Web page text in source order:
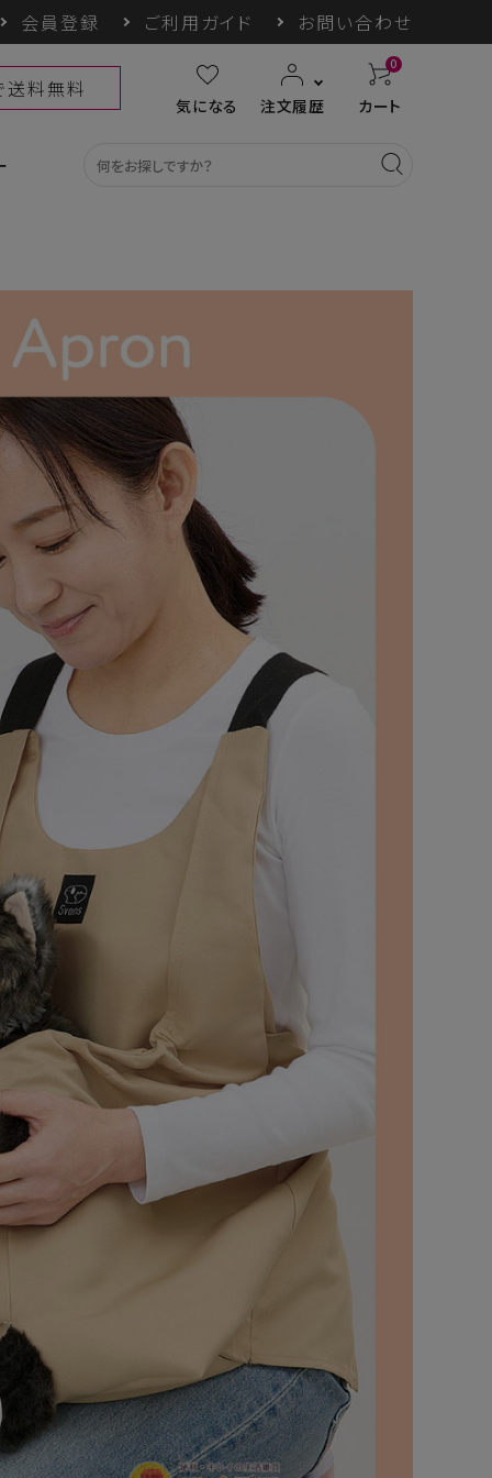
会員登録 ご利用ガイド お問い合わせ
送料無料
気になる 注文履歴
0
カート
カテゴリ一覧
ギフト
COGIT防災 THE TOOL LAB